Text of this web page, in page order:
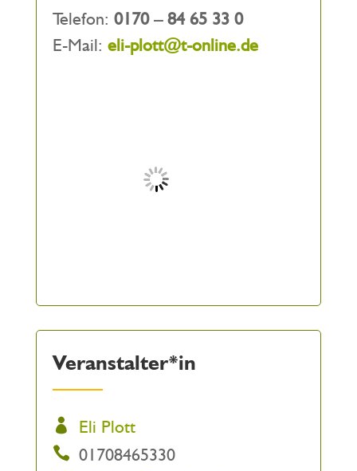
Telefon: 0170 – 84 65 33 0
E-Mail: eli-plott@t-online.de
Veranstalter*in
Eli Plott
01708465330